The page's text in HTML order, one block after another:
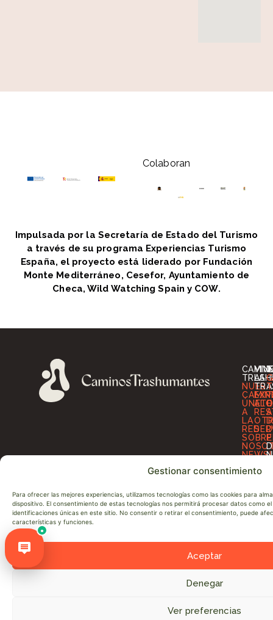
Gestionar consentimiento
Para ofrecer las mejores experiencias, utilizamos tecnologías como las cookies para
dispositivo. El consentimiento de estas tecnologías nos permitirá procesar datos como
identificaciones únicas en este sitio. No consentir o retirar el consentimiento, puede
características y funciones.
Aceptar
Denegar
Ver preferencias
Colaboran
Impulsada por la Secretaría de Estado del Turismo
a través de su programa Experiencias Turismo
España, el proyecto está liderado por Fundación
Monte Mediterráneo, Cesefor, Ayuntamiento de
Checa, Wild Watching Spain y COW.
ÚNETE
A
LA
RED
SOBRE
VIVE
LA
●